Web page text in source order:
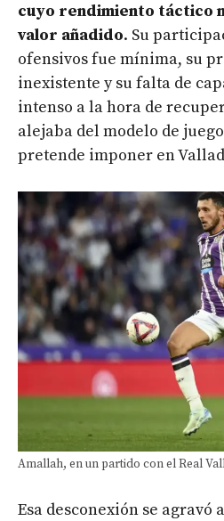
cuyo rendimiento táctico
valor añadido. Su
ofensivos fue mínima, su
inexistente y su falta de
intenso a la hora de
alejaba del modelo de
pretende imponer en
Amallah, en un partido con el Real
Esa desconexión se agravó